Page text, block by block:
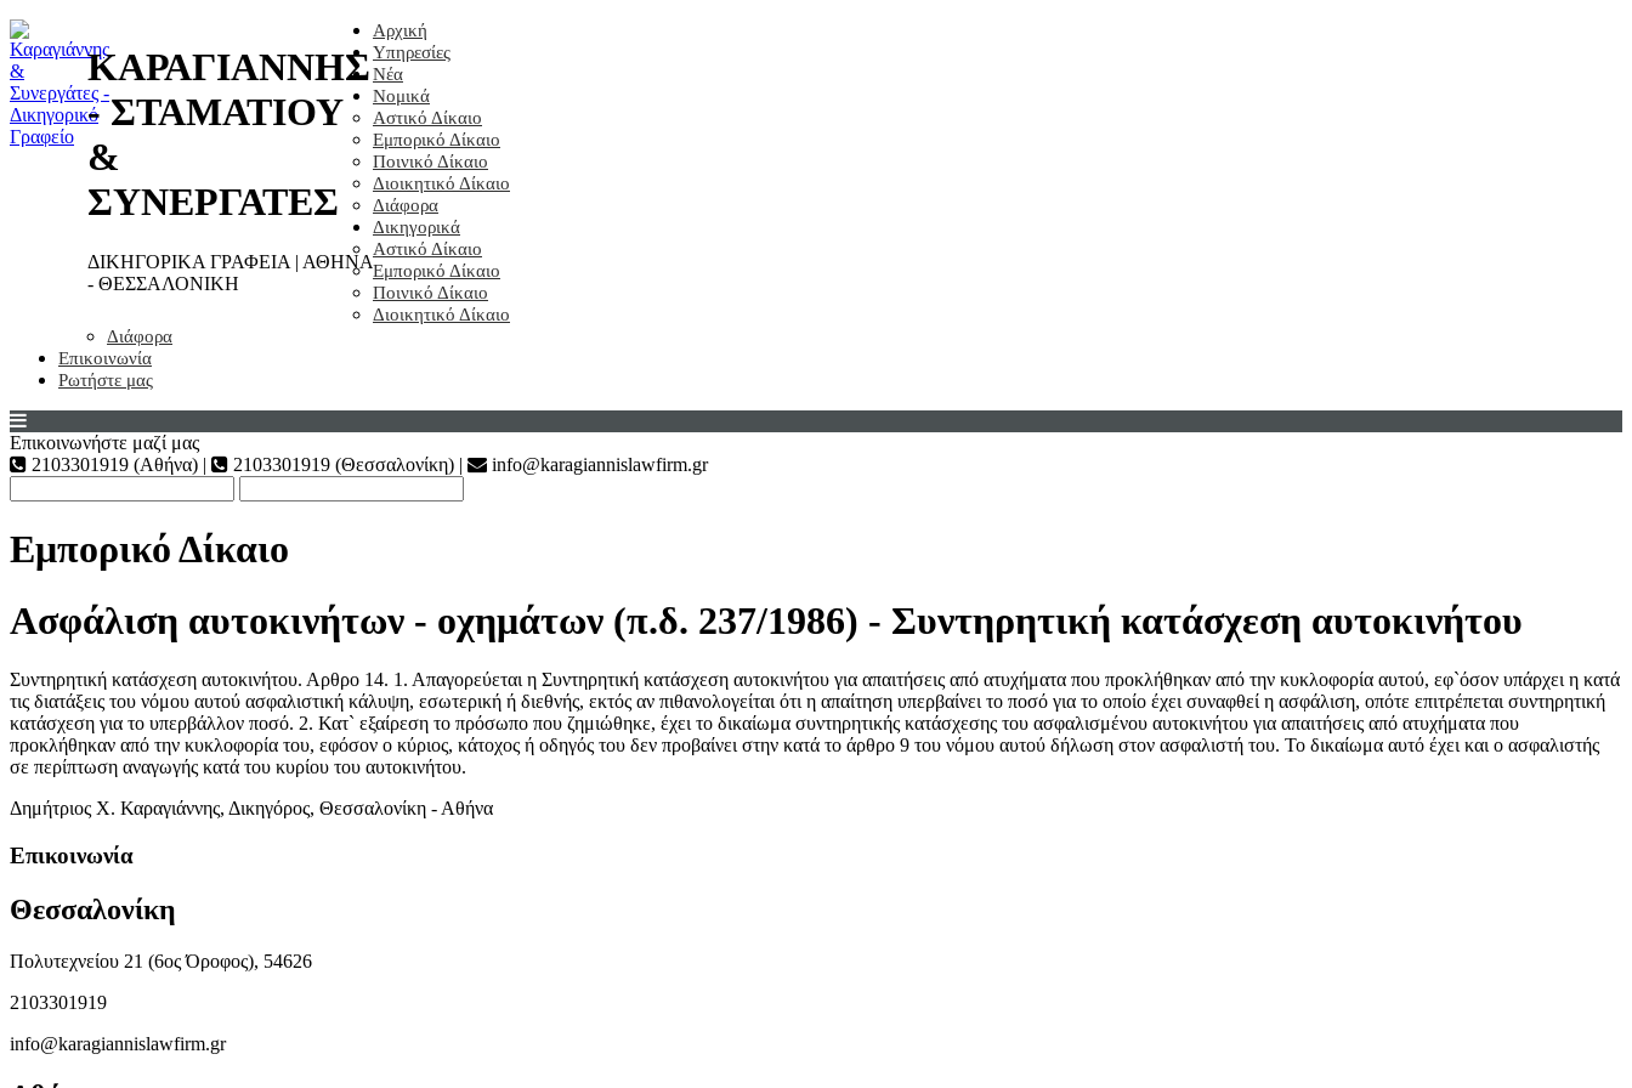
ΚΑΡΑΓΙΑΝΝΗΣ
- ΣΤΑΜΑΤΙΟΥ
&
ΣΥΝΕΡΓΑΤΕΣ
ΔΙΚΗΓΟΡΙΚΑ ΓΡΑΦΕΙΑ | ΑΘΗΝΑ
- ΘΕΣΣΑΛΟΝΙΚΗ
Αρχική
Υπηρεσίες
Νέα
Νομικά
Αστικό Δίκαιο
Εμπορικό Δίκαιο
Ποινικό Δίκαιο
Διοικητικό Δίκαιο
Διάφορα
Δικηγορικά
Αστικό Δίκαιο
Εμπορικό Δίκαιο
Ποινικό Δίκαιο
Διοικητικό Δίκαιο
Διάφορα
Επικοινωνία
Ρωτήστε μας
Επικοινωνήστε μαζί μας
2103301919 (Αθήνα) |
2103301919 (Θεσσαλονίκη) | info@karagiannislawfirm.gr
Εμπορικό Δίκαιο
Ασφάλιση αυτοκινήτων - οχημάτων (π.δ. 237/1986) - Συντηρητική κατάσχεση αυτοκινήτου
Συντηρητική κατάσχεση αυτοκινήτου. Αρθρο 14. 1. Απαγορεύεται η Συντηρητική κατάσχεση αυτοκινήτου για απαιτήσεις από ατυχήματα που προκλήθηκαν από την κυκλοφορία αυτού, εφ`όσον υπάρχει η κατά
τις διατάξεις του νόμου αυτού ασφαλιστική κάλυψη, εσωτερική ή διεθνής, εκτός αν πιθανολογείται ότι η απαίτηση υπερβαίνει το ποσό για το οποίο έχει συναφθεί η ασφάλιση, οπότε επιτρέπεται συντηρητική
κατάσχεση για το υπερβάλλον ποσό. 2. Κατ` εξαίρεση το πρόσωπο που ζημιώθηκε, έχει το δικαίωμα συντηρητικής κατάσχεσης του ασφαλισμένου αυτοκινήτου για απαιτήσεις από ατυχήματα που
προκλήθηκαν από την κυκλοφορία του, εφόσον ο κύριος, κάτοχος ή οδηγός του δεν προβαίνει στην κατά το άρθρο 9 του νόμου αυτού δήλωση στον ασφαλιστή του. Το δικαίωμα αυτό έχει και ο ασφαλιστής
σε περίπτωση αναγωγής κατά του κυρίου του αυτοκινήτου.
Δημήτριος Χ. Καραγιάννης, Δικηγόρος, Θεσσαλονίκη - Αθήνα
Επικοινωνία
Θεσσαλονίκη
Πολυτεχνείου 21 (6ος Όροφος), 54626
2103301919
info@karagiannislawfirm.gr